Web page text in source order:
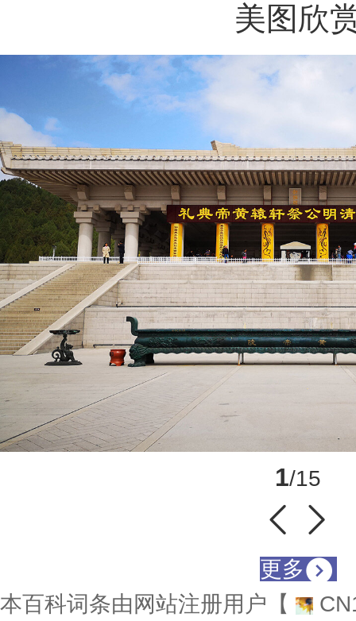
美图欣
1/15
更多
本百科词条由网站注册用户【